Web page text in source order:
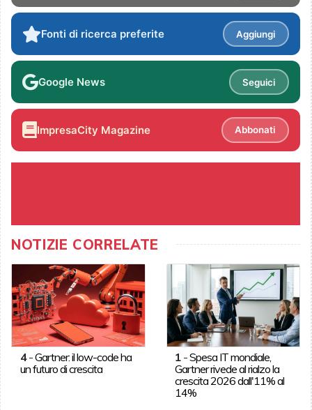
Fonti di ricerca preferite Aggiungi
Google News Seguici
ImpresaCity Magazine Abbonati
NOTIZIE CORRELATE
4-Gartner: il low-code ha
un futuro di crescita
1 -Spesa IT mondiale,
Gartner rivede al rialzo la
crescita 2026 dall'11% al
14%